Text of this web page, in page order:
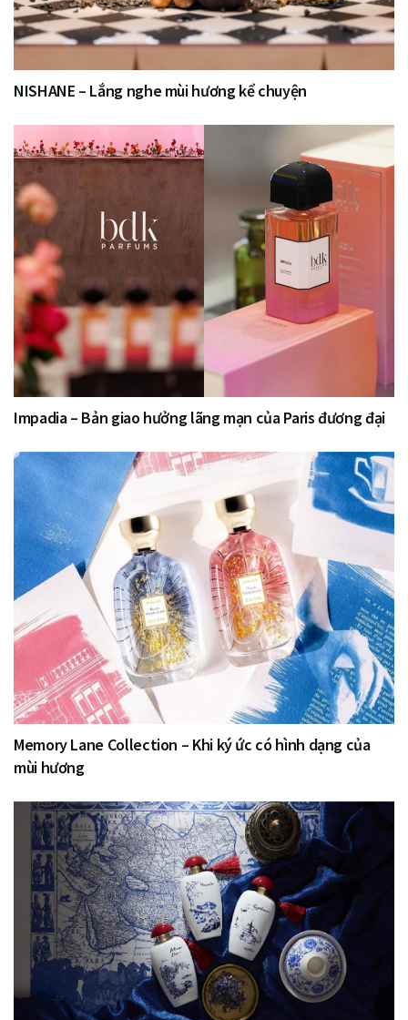
NISHANE – Lắng nghe mùi hương kể chuyện
Impadia – Bản giao hưởng lãng mạn của Paris đương đại
Memory Lane Collection – Khi ký ức có hình dạng của
mùi hương